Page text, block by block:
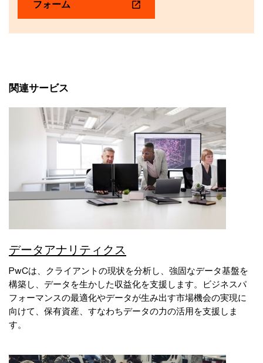
フォーム
関連サービス
データアナリティクス
PwCは、クライアントの現状を分析し、強固なデータ基盤を
構築し、データを生かした収益化を支援します。ビジネスパ
フォーマンスの最適化やデータが生み出す市場機会の実現に
向けて、保有資産、すなわちデータの力の活用を支援しま
す。